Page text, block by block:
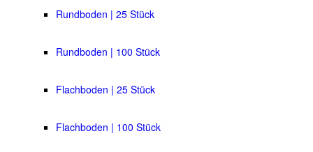
Rundboden | 25 Stück
Rundboden | 100 Stück
Flachboden | 25 Stück
Flachboden | 100 Stück